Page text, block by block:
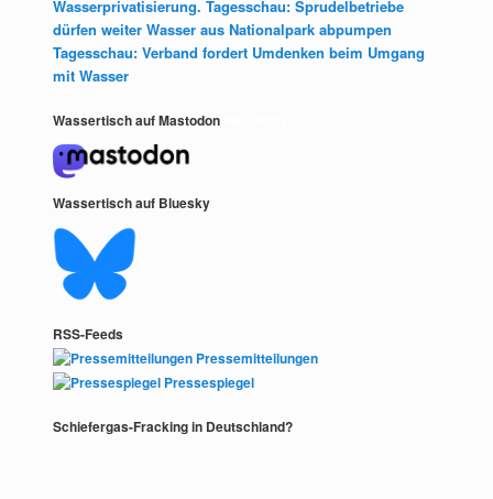
Wasserprivatisierung. Tagesschau: Sprudelbetriebe
dürfen weiter Wasser aus Nationalpark abpumpen
Tagesschau: Verband fordert Umdenken beim Umgang
mit Wasser
Wassertisch auf Mastodon
Wassertisch auf Bluesky
RSS-Feeds
Pressemitteilungen
Pressespiegel
Schiefergas-Fracking in Deutschland?